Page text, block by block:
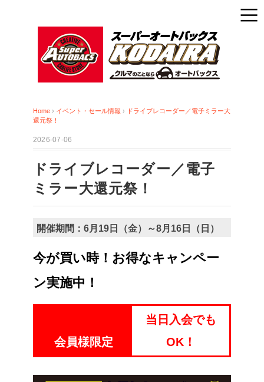
Home › イベント・セール情報 ›
ドライブレコーダー／電子ミラー大
還元祭！
2026-07-06
ドライブレコーダー／電子
ミラー大還元祭！
開催期間：6月19日（金）～8月16日（日）
今が買い時！お得なキャンペー
ン実施中！
会員様限定
当日入会でも
OK！